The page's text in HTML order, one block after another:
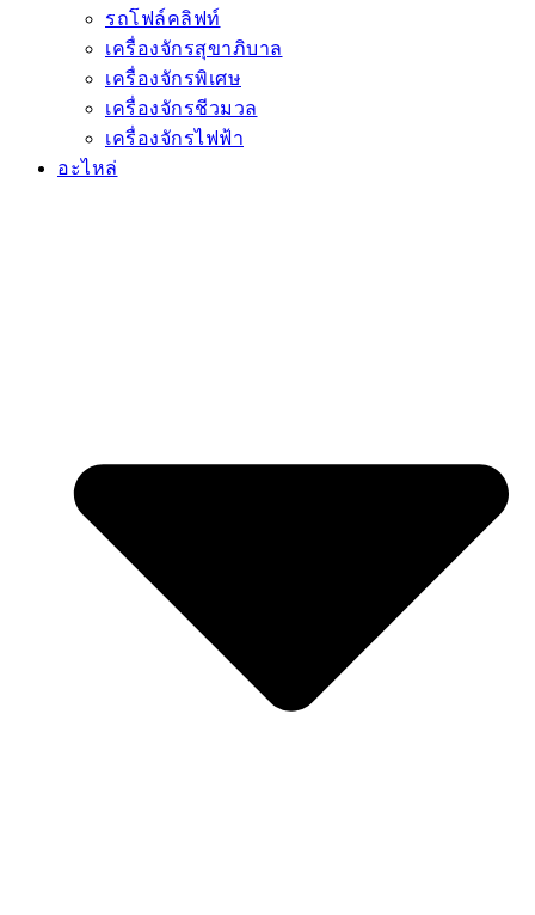
รถโฟล์คลิฟท์
เครื่องจักรสุขาภิบาล
เครื่องจักรพิเศษ
เครื่องจักรชีวมวล
เครื่องจักรไฟฟ้า
อะไหล่